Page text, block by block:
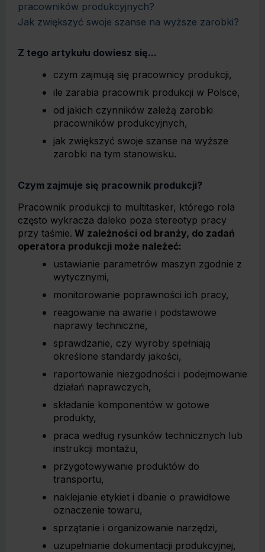
pracowników produkcyjnych?
Jak zwiększyć swoje szanse na wyższe zarobki?
Z tego artykułu dowiesz się...
czym zajmują się pracownicy produkcji,
ile zarabia pracownik produkcji w Polsce,
od jakich czynników zależą zarobki
pracowników produkcyjnych,
jak zwiększyć swoje szanse na wyższe
zarobki na tym stanowisku.
Czym zajmuje się pracownik produkcji?
Pracownik produkcji to multitasker, którego rola
często wykracza daleko poza stereotyp pracy
przy taśmie. W zależności od branży, do zadań
operatora produkcji może należeć:
ustawianie parametrów maszyn zgodnie z
wytycznymi,
monitorowanie poprawności ich pracy,
reagowanie na awarie i podstawowe
naprawy techniczne,
sprawdzanie, czy wyroby spełniają
określone standardy jakości,
raportowanie niezgodności i podejmowanie
działań naprawczych,
składanie komponentów w gotowe
produkty,
praca według rysunków technicznych lub
instrukcji montażu,
przygotowywanie produktów do
transportu,
naklejanie etykiet i dbanie o prawidłowe
oznaczenie towaru,
sprzątanie i organizowanie narzędzi,
uzupełnianie dokumentacji produkcyjnej,